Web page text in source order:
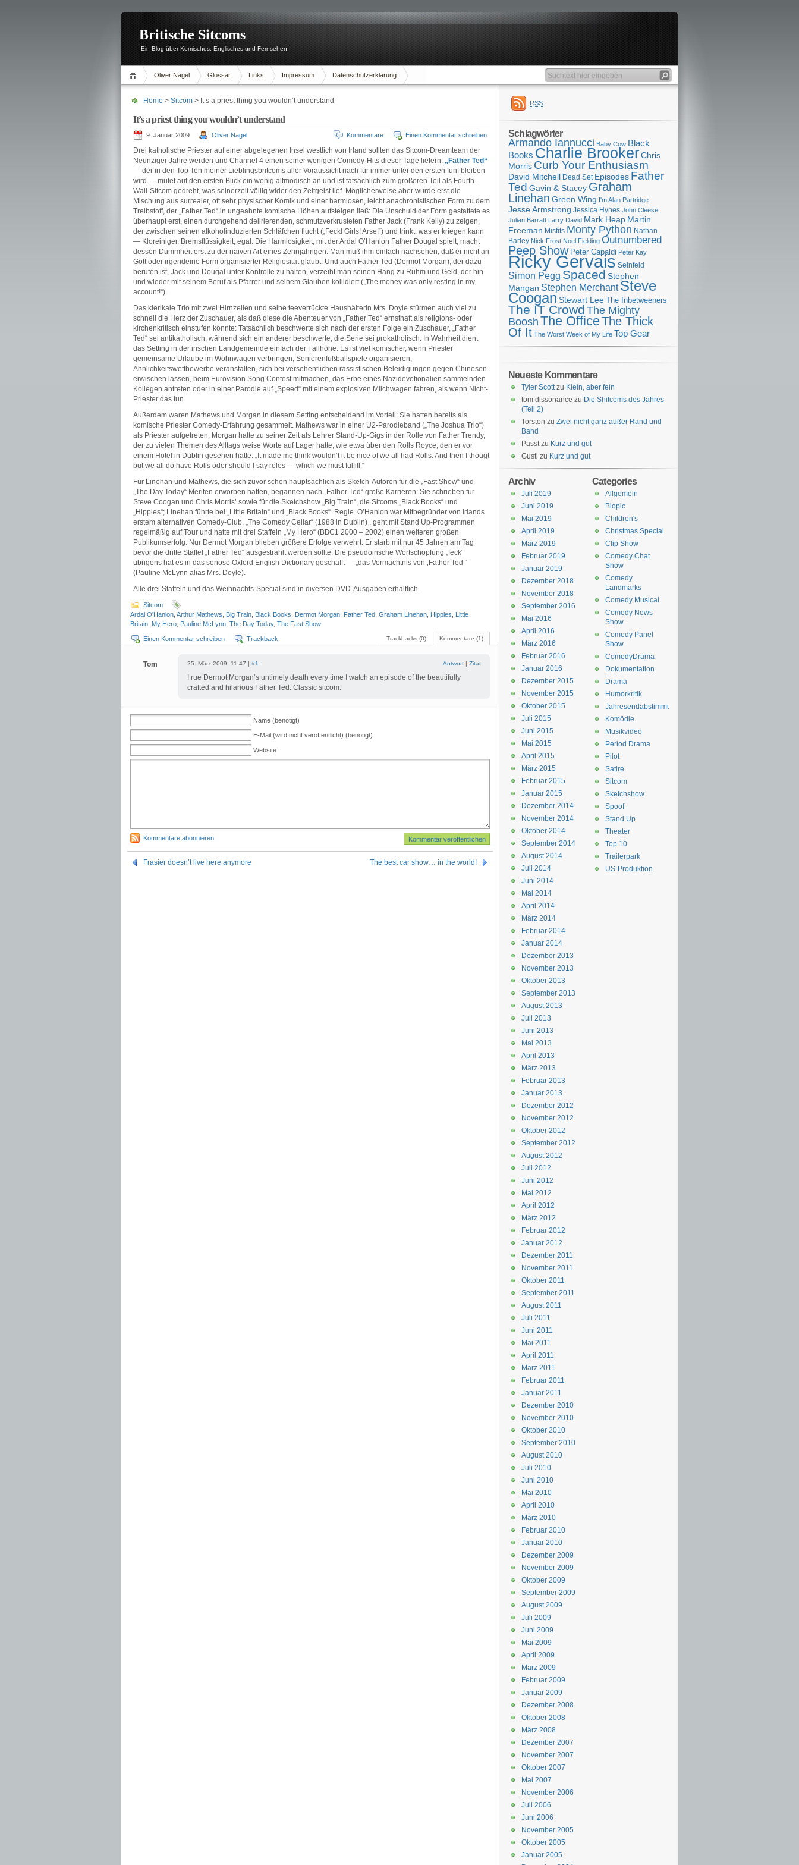
Britische Sitcoms
Ein Blog über Komisches, Englisches und Fernsehen
Oliver Nagel Glossar Links Impressum Datenschutzerklärung
Home > Sitcom > It’s a priest thing you wouldn’t understand
It’s a priest thing you wouldn’t understand
9. Januar 2009 Oliver Nagel Einen Kommentar schreiben
Kommentare
Drei katholische Priester auf einer abgelegenen Insel westlich von Irland sollten das Sitcom-Dreamteam der
Neunziger Jahre werden und Channel 4 einen seiner wenigen Comedy-Hits dieser Tage liefern: „Father Ted“
— der in den Top Ten meiner Lieblingsbritcoms aller Voraussicht nach für immer unter den ersten fünf bleiben
wird — mutet auf den ersten Blick ein wenig altmodisch an und ist tatsächlich zum größeren Teil als Fourth-
Wall-Sitcom gedreht, was seinerzeit völlig wider den Zeitgeist lief. Möglicherweise aber wurde erst die
Mischung aus surrealer, oft sehr physischer Komik und einer harmlosen, leicht anachronistischen Form zu dem
Treibstoff, der „Father Ted“ in ungeahnte komische Höhen aufsteigen ließ: Die Unschuld der Form gestattete es
überhaupt erst, einen durchgehend delirierenden, schmutzverkrusteten Father Jack (Frank Kelly) zu zeigen,
der zwischen seinen alkoholinduzierten Schläfchen flucht („Feck! Girls! Arse!“) und trinkt, was er kriegen kann
— Kloreiniger, Bremsflüssigkeit, egal. Die Harmlosigkeit, mit der Ardal O’Hanlon Father Dougal spielt, macht
dessen Dummheit erst zu der naiven Art eines Zehnjährigen: Man muß ihm einfach nachsehen, daß er nicht an
Gott oder irgendeine Form organisierter Religiosität glaubt. Und auch Father Ted (Dermot Morgan), der dazu
berufen ist, Jack und Dougal unter Kontrolle zu halten, verzeiht man seinen Hang zu Ruhm und Geld, der hin
und wieder mit seinem Beruf als Pfarrer und seinem Glauben kollidiert („The money was only resting in my
account!“).
Das klerikale Trio mit zwei Hirnzellen und seine teeverrückte Haushälterin Mrs. Doyle stürmen auch viel zu
schnell die Herz der Zuschauer, als daß diese die Abenteuer von „Father Ted“ ernsthaft als religions- oder
kirchenkritisch einstufen könnte: Tatsächlich beschwerte sich nach der ersten Folge ein Zuschauer, „Father
Ted“ sei antikatholisch, während sich ein anderer beschwerte, die Serie sei prokatholisch. In Wahrheit dient
das Setting in der irischen Landgemeinde einfach der Fallhöhe: Es ist viel komischer, wenn Priester
gemeinsame Urlaube im Wohnwagen verbringen, Seniorenfußballspiele organisieren,
Ähnlichkeitswettbewerbe veranstalten, sich bei versehentlichen rassistischen Beleidigungen gegen Chinesen
erwischen lassen, beim Eurovision Song Contest mitmachen, das Erbe eines Nazidevotionalien sammelnden
Kollegen antreten oder in einer Parodie auf „Speed“ mit einem explosiven Milchwagen fahren, als wenn Nicht-
Priester das tun.
Außerdem waren Mathews und Morgan in diesem Setting entscheidend im Vorteil: Sie hatten bereits als
komische Priester Comedy-Erfahrung gesammelt. Mathews war in einer U2-Parodieband („The Joshua Trio“)
als Priester aufgetreten, Morgan hatte zu seiner Zeit als Lehrer Stand-Up-Gigs in der Rolle von Father Trendy,
der zu vielen Themen des Alltags weise Worte auf Lager hatte, wie etwa über den Rolls Royce, den er vor
einem Hotel in Dublin gesehen hatte: „It made me think wouldn’t it be nice of we all had Rolls. And then I thougt
but we all do have Rolls oder should I say roles — which we must fulfill.“
Für Linehan und Mathews, die sich zuvor schon hauptsächlich als Sketch-Autoren für die „Fast Show“ und
„The Day Today“ Meriten erworben hatten, begannen nach „Father Ted“ große Karrieren: Sie schrieben für
Steve Coogan und Chris Morris’ sowie für die Sketchshow „Big Train“, die Sitcoms „Black Books“ und
„Hippies“; Linehan führte bei „Little Britain“ und „Black Books“ Regie. O’Hanlon war Mitbegründer von Irlands
erstem alternativen Comedy-Club, „The Comedy Cellar“ (1988 in Dublin) , geht mit Stand Up-Programmen
regelmäßig auf Tour und hatte mit drei Staffeln „My Hero“ (BBC1 2000 – 2002) einen weiteren großen
Publikumserfolg. Nur Dermot Morgan blieben größere Erfolge verwehrt: Er starb mit nur 45 Jahren am Tag
bevor die dritte Staffel „Father Ted“ ausgestrahlt werden sollte. Die pseudoirische Wortschöpfung „feck“
übrigens hat es in das seriöse Oxford English Dictionary geschafft — „das Vermächtnis von ‚Father Ted’“
(Pauline McLynn alias Mrs. Doyle).
Alle drei Staffeln und das Weihnachts-Special sind in diversen DVD-Ausgaben erhältlich.
Sitcom
Ardal O'Hanlon Arthur Mathews Big Train Black Books Dermot Morgan Father Ted Graham Linehan Hippies
Little
Britain My Hero Pauline McLynn The Day Today, The Fast Show
Kommentare (1)
Trackbacks (0)
Einen Kommentar schreiben Trackback
Tom 25. März 2009, 11:47 | #1 Antwort | Zitat
I rue Dermot Morgan’s untimely death every time I watch an episode of the beautifully
crafted and hilarious Father Ted. Classic sitcom.
Name (benötigt)
E-Mail (wird nicht veröffentlicht) (benötigt)
Website
Kommentare abonnieren
Frasier doesn’t live here anymore The best car show… in the world!
RSS
Schlagwörter
Armando Iannucci Baby Cow Black
Books Charlie BrookerChris
Morris Curb Your Enthusiasm
David Mitchell Dead Set Episodes Father
Ted Gavin & Stacey Graham
Linehan Green Wing I'm Alan Partridge
Jesse Armstrong Jessica Hynes John Cleese
Julian Barratt Larry David Mark Heap Martin
Freeman Misfits Monty Python Nathan
Barley Nick Frost Noel Fielding Outnumbered
Peep Show Peter Capaldi Peter Kay
Ricky Gervais Seinfeld
Simon Pegg Spaced Stephen
Mangan Stephen Merchant Steve
CooganStewart Lee The Inbetweeners
The IT Crowd The Mighty
Boosh The OfficeThe Thick
Of It The Worst Week of My Life Top Gear
Neueste Kommentare
Tyler Scottzu Klein, aber fein
tom dissonance zu Die Shitcoms des Jahres
(Teil 2)
Torsten zu Zwei nicht ganz außer Rand und
Band
Passtzu Kurz und gut
Gustl zu Kurz und gut
Categories
Allgemein
Biopic
Children's
Christmas Special
Clip Show
Comedy Chat
Show
Comedy
Landmarks
Comedy Musical
Comedy News
Show
Comedy Panel
Show
ComedyDrama
Dokumentation
Drama
Humorkritik
Jahresendabstimmung
Komödie
Musikvideo
Period Drama
Pilot
Satire
Sitcom
Sketchshow
Spoof
Stand Up
Theater
Top 10
Trailerpark
US-Produktion
Archiv
Juli 2019
Juni 2019
Mai 2019
April 2019
März 2019
Februar 2019
Januar 2019
Dezember 2018
November 2018
September 2016
Mai 2016
April 2016
März 2016
Februar 2016
Januar 2016
Dezember 2015
November 2015
Oktober 2015
Juli 2015
Juni 2015
Mai 2015
April 2015
März 2015
Februar 2015
Januar 2015
Dezember 2014
November 2014
Oktober 2014
September 2014
August 2014
Juli 2014
Juni 2014
Mai 2014
April 2014
März 2014
Februar 2014
Januar 2014
Dezember 2013
November 2013
Oktober 2013
September 2013
August 2013
Juli 2013
Juni 2013
Mai 2013
April 2013
März 2013
Februar 2013
Januar 2013
Dezember 2012
November 2012
Oktober 2012
September 2012
August 2012
Juli 2012
Juni 2012
Mai 2012
April 2012
März 2012
Februar 2012
Januar 2012
Dezember 2011
November 2011
Oktober 2011
September 2011
August 2011
Juli 2011
Juni 2011
Mai 2011
April 2011
März 2011
Februar 2011
Januar 2011
Dezember 2010
November 2010
Oktober 2010
September 2010
August 2010
Juli 2010
Juni 2010
Mai 2010
April 2010
März 2010
Februar 2010
Januar 2010
Dezember 2009
November 2009
Oktober 2009
September 2009
August 2009
Juli 2009
Juni 2009
Mai 2009
April 2009
März 2009
Februar 2009
Januar 2009
Dezember 2008
Oktober 2008
März 2008
Dezember 2007
November 2007
Oktober 2007
Mai 2007
November 2006
Juli 2006
Juni 2006
November 2005
Oktober 2005
Januar 2005